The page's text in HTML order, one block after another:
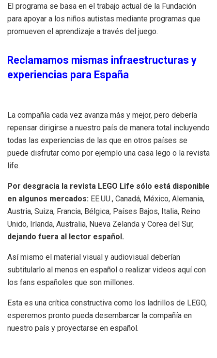
El programa se basa en el trabajo actual de la Fundación
para apoyar a los niños autistas mediante programas que
promueven el aprendizaje a través del juego.
Reclamamos mismas infraestructuras y
experiencias para España
La compañía cada vez avanza más y mejor, pero debería
repensar dirigirse a nuestro país de manera total incluyendo
todas las experiencias de las que en otros países se
puede disfrutar como por ejemplo una casa lego o la revista
life.
Por desgracia la revista LEGO Life sólo está disponible
en algunos mercados: EE.UU., Canadá, México, Alemania,
Austria, Suiza, Francia, Bélgica, Países Bajos, Italia, Reino
Unido, Irlanda, Australia, Nueva Zelanda y Corea del Sur,
dejando fuera al lector español.
Así mismo el material visual y audiovisual deberían
subtitularlo al menos en español o realizar videos aquí con
los fans españoles que son millones.
Esta es una crítica constructiva como los ladrillos de LEGO,
esperemos pronto pueda desembarcar la compañía en
nuestro país y proyectarse en español.